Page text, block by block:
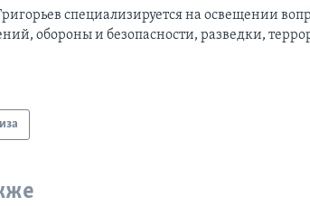
специализируется на освещении
обороны и безопасности, разведки,